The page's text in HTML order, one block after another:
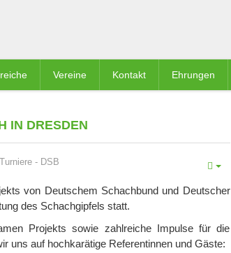
Vereine Kontakt Ehrungen
IN DRESDEN
Turniere - DSB
von Deutschem Schachbund und Deutscher
des Schachgipfels statt.
Projekts sowie zahlreiche Impulse für die
uns auf hochkarätige Referentinnen und Gäste: